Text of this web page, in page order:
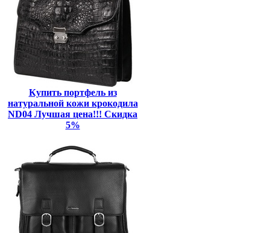
Купить портфель из
натуральной кожи крокодила
ND04 Лучшая цена!!! Скидка
5%